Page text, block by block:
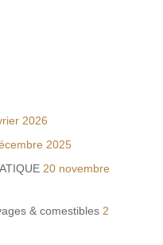
2026
2025
20 novembre
& comestibles 2